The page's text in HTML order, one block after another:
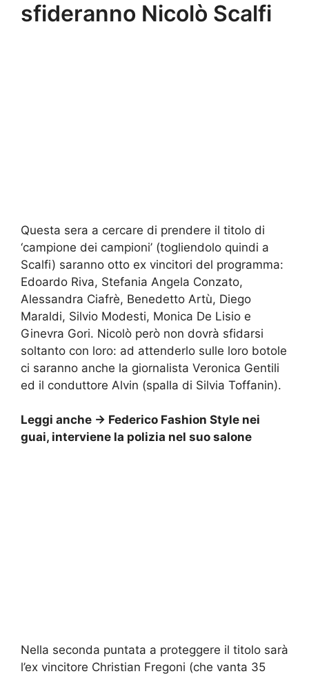
sfideranno Nicolò Scalfi
Questa sera a cercare di prendere il titolo di
‘campione dei campioni’ (togliendolo quindi a
Scalfi) saranno otto ex vincitori del programma:
Edoardo Riva, Stefania Angela Conzato,
Alessandra Ciafrè, Benedetto Artù, Diego
Maraldi, Silvio Modesti, Monica De Lisio e
Ginevra Gori. Nicolò però non dovrà sfidarsi
soltanto con loro: ad attenderlo sulle loro botole
ci saranno anche la giornalista Veronica Gentili
ed il conduttore Alvin (spalla di Silvia Toffanin).
Leggi anche -> Federico Fashion Style nei
guai, interviene la polizia nel suo salone
Nella seconda puntata a proteggere il titolo sarà
l’ex vincitore Christian Fregoni (che vanta 35